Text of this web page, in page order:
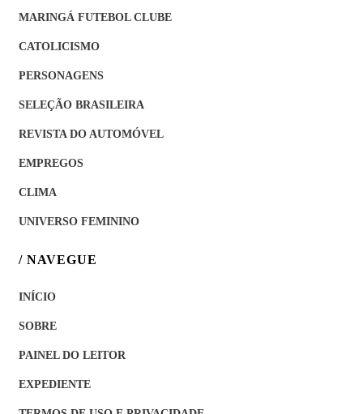
MARINGÁ FUTEBOL CLUBE
CATOLICISMO
PERSONAGENS
SELEÇÃO BRASILEIRA
REVISTA DO AUTOMÓVEL
EMPREGOS
CLIMA
UNIVERSO FEMININO
/ NAVEGUE
INÍCIO
SOBRE
PAINEL DO LEITOR
EXPEDIENTE